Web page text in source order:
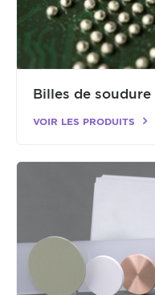
Billes de soudure
VOIR LES PRODUITS